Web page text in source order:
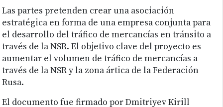
Las partes pretenden crear una asociación
estratégica en forma de una empresa conjunta para
el desarrollo del tráfico de mercancías en tránsito a
través de la NSR. El objetivo clave del proyecto es
aumentar el volumen de tráfico de mercancías a
través de la NSR y la zona ártica de la Federación
Rusa.
El documento fue firmado por Dmitriyev Kirill